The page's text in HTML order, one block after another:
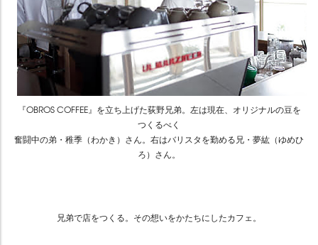
『OBROS COFFEE』を立ち上げた荻野兄弟。左は現在、オリジナルの豆を
つくるべく
奮闘中の弟・稚季（わかき）さん。右はバリスタを勤める兄・夢紘（ゆめひ
ろ）さん。
兄弟で店をつくる。その想いをかたちにしたカフェ。